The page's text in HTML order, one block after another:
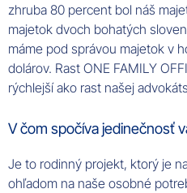
zhruba 80 percent bol náš
majetok dvoch bohatých
máme pod správou majetok v
dolárov. Rast ONE FAMILY
rýchlejší ako rast našej
V čom spočíva jedinečnosť
Je to rodinný projekt, ktorý je
ohľadom na naše osobné